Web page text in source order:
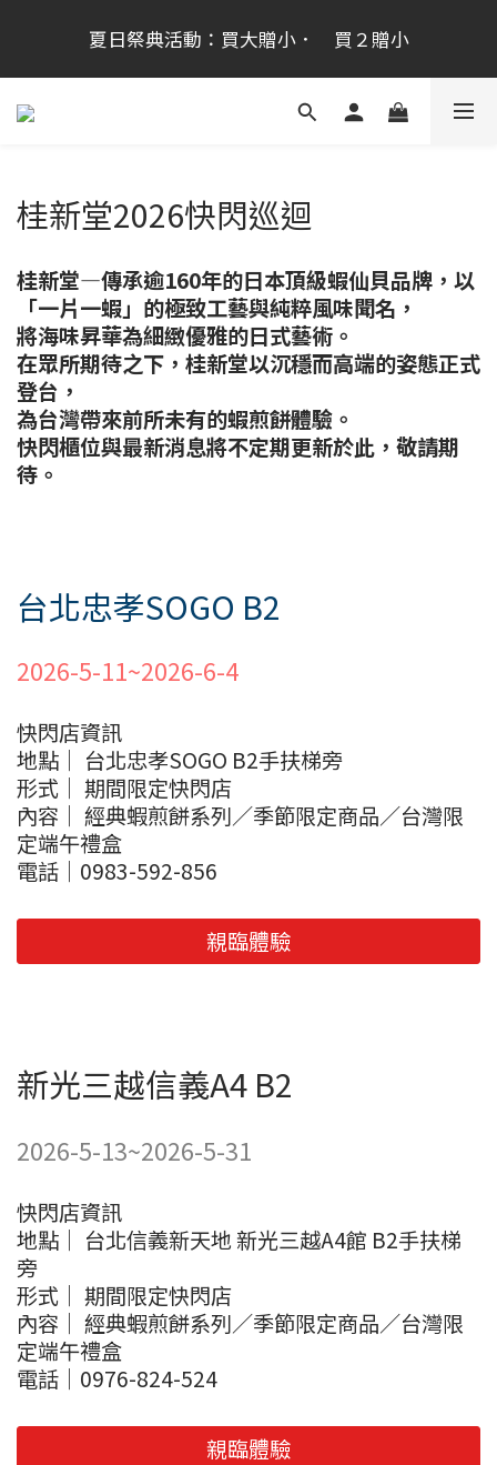
桂新堂首次跨海登台加入會員享100元,會員生日禮金
200元
夏日祭典活動：買大贈小．　買２贈小
桂新堂首次跨海登台加入會員享100元,會員生日禮金
桂新堂2026快閃巡迴
桂新堂—傳承逾160年的日本頂級蝦仙貝品牌，以
「一片一蝦」的極致工藝與純粹風味聞名，
將海味昇華為細緻優雅的日式藝術。
在眾所期待之下，桂新堂以沉穩而高端的姿態正式
登台，
為台灣帶來前所未有的蝦煎餅體驗。
快閃櫃位與最新消息將不定期更新於此，敬請期
待。
台北忠孝SOGO B2
2026-5-11~2026-6-4
快閃店資訊
地點｜ 台北忠孝SOGO B2手扶梯旁
形式｜ 期間限定快閃店
內容｜ 經典蝦煎餅系列／季節限定商品／台灣限
定端午禮盒
電話｜0983-592-856
親臨體驗
新光三越信義A4 B2
2026-5-13~2026-5-31
快閃店資訊
地點｜ 台北信義新天地 新光三越A4館 B2手扶梯
旁
形式｜ 期間限定快閃店
內容｜ 經典蝦煎餅系列／季節限定商品／台灣限
定端午禮盒
電話｜0976-824-524
親臨體驗